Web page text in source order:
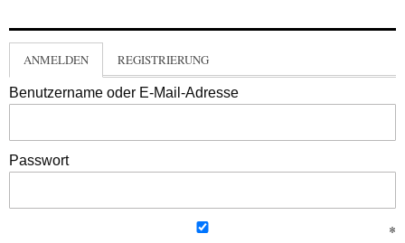
ANMELDEN REGISTRIERUNG
Benutzername oder E-Mail-Adresse
Passwort